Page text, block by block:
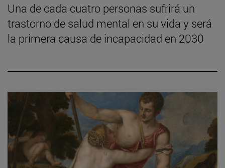
Una de cada cuatro personas sufrirá un
trastorno de salud mental en su vida y será
la primera causa de incapacidad en 2030